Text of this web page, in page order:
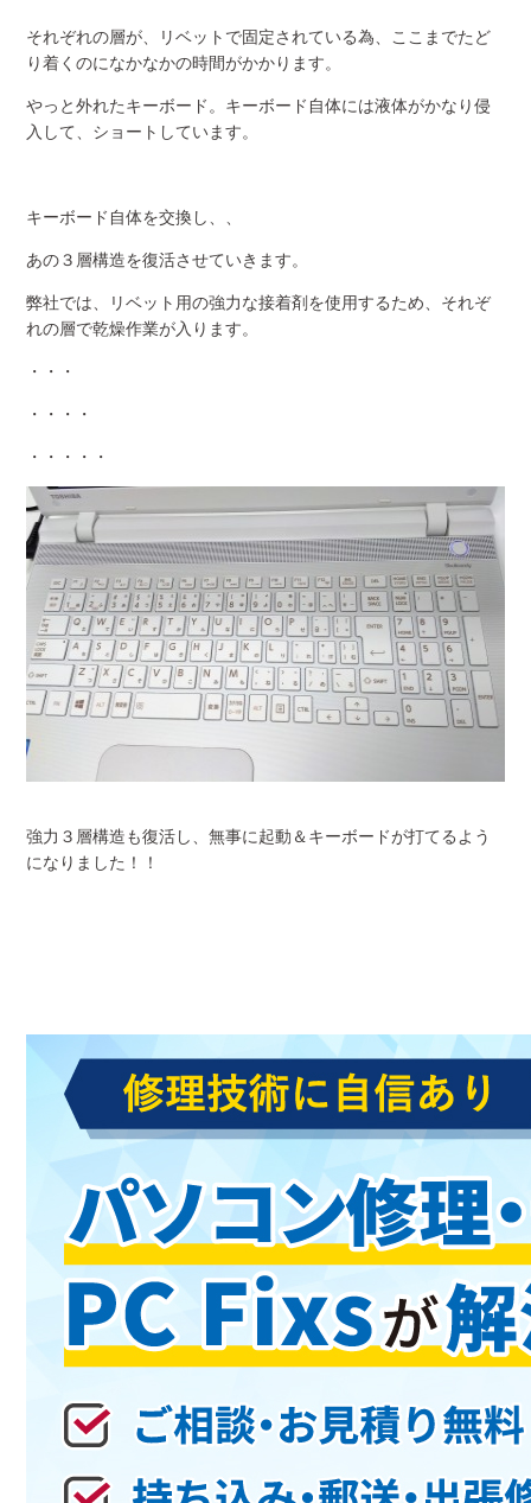
それぞれの層が、リベットで固定されている為、ここまでたど
り着くのになかなかの時間がかかります。
やっと外れたキーボード。キーボード自体には液体がかなり侵
入して、ショートしています。
キーボード自体を交換し、、
あの３層構造を復活させていきます。
弊社では、リベット用の強力な接着剤を使用するため、それぞ
れの層で乾燥作業が入ります。
・・・
・・・・
・・・・・
強力３層構造も復活し、無事に起動＆キーボードが打てるよう
になりました！！